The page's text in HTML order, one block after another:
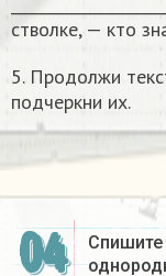
стволке, — кто
5. Продолжи
подчеркни их.
04